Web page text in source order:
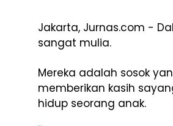
Jakarta, Jurnas.com -
sangat mulia.
Mereka adalah sosok
memberikan kasih
hidup seorang anak.